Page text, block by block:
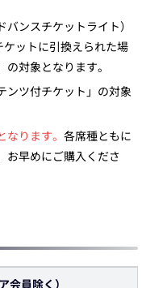
ンスチケットライト）
ットに引換えられた場
対象となります。
ンツ付チケット」の対象
ります。 各席種ともに
お早めにご購入くださ
会員除く）